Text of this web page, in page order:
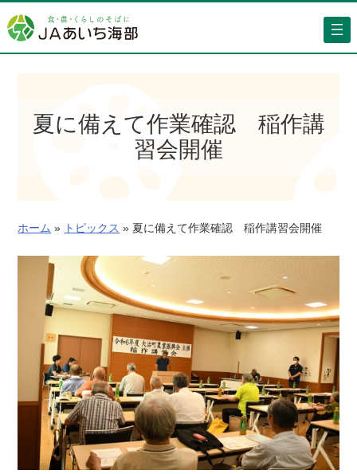
容
を
夏に備えて作業確認 稲作講
習会開催
ホーム » トピックス » 夏に備えて作業確認 稲作講習会開催